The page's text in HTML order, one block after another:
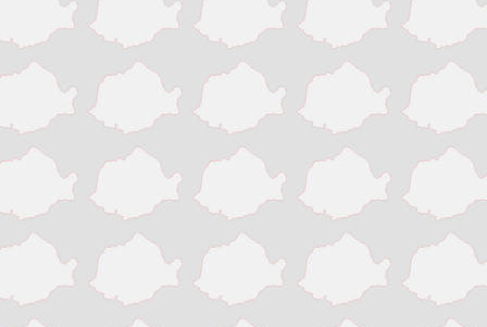
Slatina
Suceava
Targu Jiu
Targu Mures
Timisoara